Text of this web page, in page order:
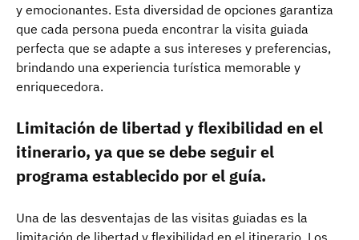
y emocionantes. Esta diversidad de opciones garantiza
que cada persona pueda encontrar la visita guiada
perfecta que se adapte a sus intereses y preferencias,
brindando una experiencia turística memorable y
enriquecedora.
Limitación de libertad y flexibilidad en el
itinerario, ya que se debe seguir el
programa establecido por el guía.
Una de las desventajas de las visitas guiadas es la
limitación de libertad y flexibilidad en el itinerario. Los